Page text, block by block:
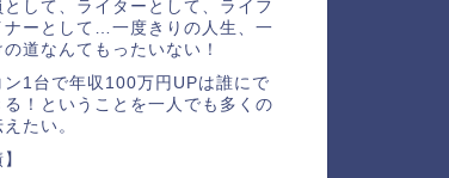
として、ライターとして、ライフ
ナーとして…一度きりの人生、一
道なんてもったいない！
ン1台で年収100万円UPは誰にで
る！ということを一人でも多くの
たい。